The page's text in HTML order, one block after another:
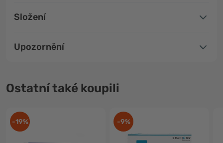
Složení
Upozornění
Ostatní také koupili
-19% -9%